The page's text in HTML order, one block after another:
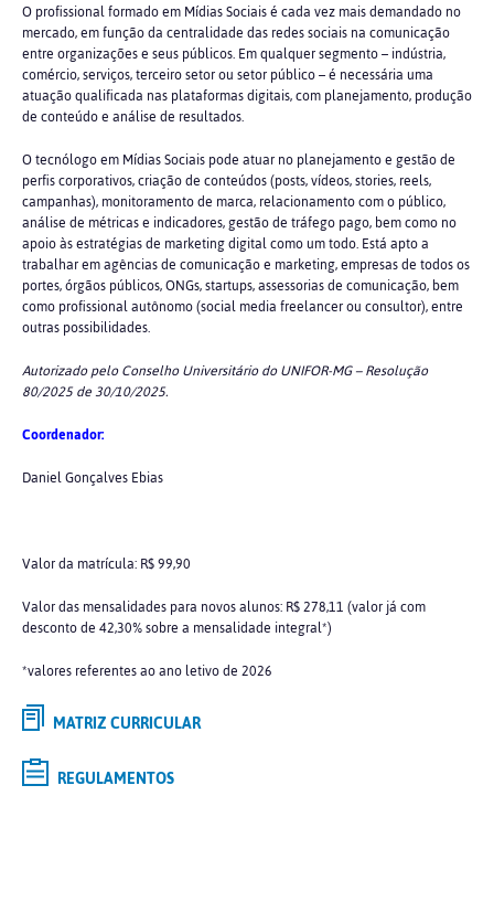
O profissional formado em Mídias Sociais é cada vez mais demandado no
mercado, em função da centralidade das redes sociais na comunicação
entre organizações e seus públicos. Em qualquer segmento – indústria,
comércio, serviços, terceiro setor ou setor público – é necessária uma
atuação qualificada nas plataformas digitais, com planejamento, produção
de conteúdo e análise de resultados.
O tecnólogo em Mídias Sociais pode atuar no planejamento e gestão de
perfis corporativos, criação de conteúdos (posts, vídeos, stories, reels,
campanhas), monitoramento de marca, relacionamento com o público,
análise de métricas e indicadores, gestão de tráfego pago, bem como no
apoio às estratégias de marketing digital como um todo. Está apto a
trabalhar em agências de comunicação e marketing, empresas de todos os
portes, órgãos públicos, ONGs, startups, assessorias de comunicação, bem
como profissional autônomo (social media freelancer ou consultor), entre
outras possibilidades.
Autorizado pelo Conselho Universitário do UNIFOR-MG – Resolução
80/2025 de 30/10/2025.
Coordenador:
Daniel Gonçalves Ebias
Valor da matrícula: R$ 99,90
Valor das mensalidades para novos alunos: R$ 278,11 (valor já com
desconto de 42,30% sobre a mensalidade integral*)
*valores referentes ao ano letivo de 2026
MATRIZ CURRICULAR
REGULAMENTOS